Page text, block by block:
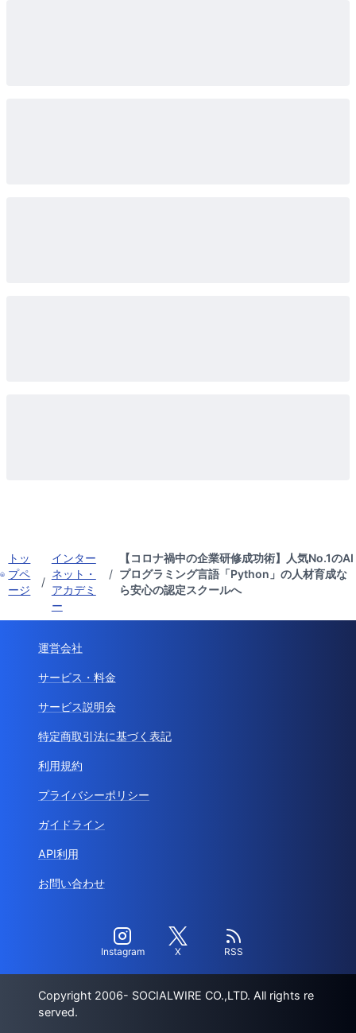
トッ
プペ
ージ
/
インター
ネット・
アカデミ
ー
/
【コロナ禍中の企業研修成功術】人気No.1のAI
プログラミング言語「Python」の人材育成な
ら安心の認定スクールへ
運営会社
サービス・料金
サービス説明会
特定商取引法に基づく表記
利用規約
プライバシーポリシー
ガイドライン
API利用
お問い合わせ
Instagram X RSS
Copyright 2006- SOCIALWIRE CO.,LTD. All rights re
served.